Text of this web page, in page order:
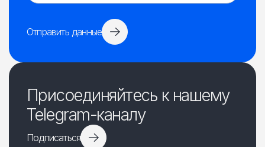
Отправить данные
Присоединяйтесь к нашему
Telegram-каналу
Подписаться